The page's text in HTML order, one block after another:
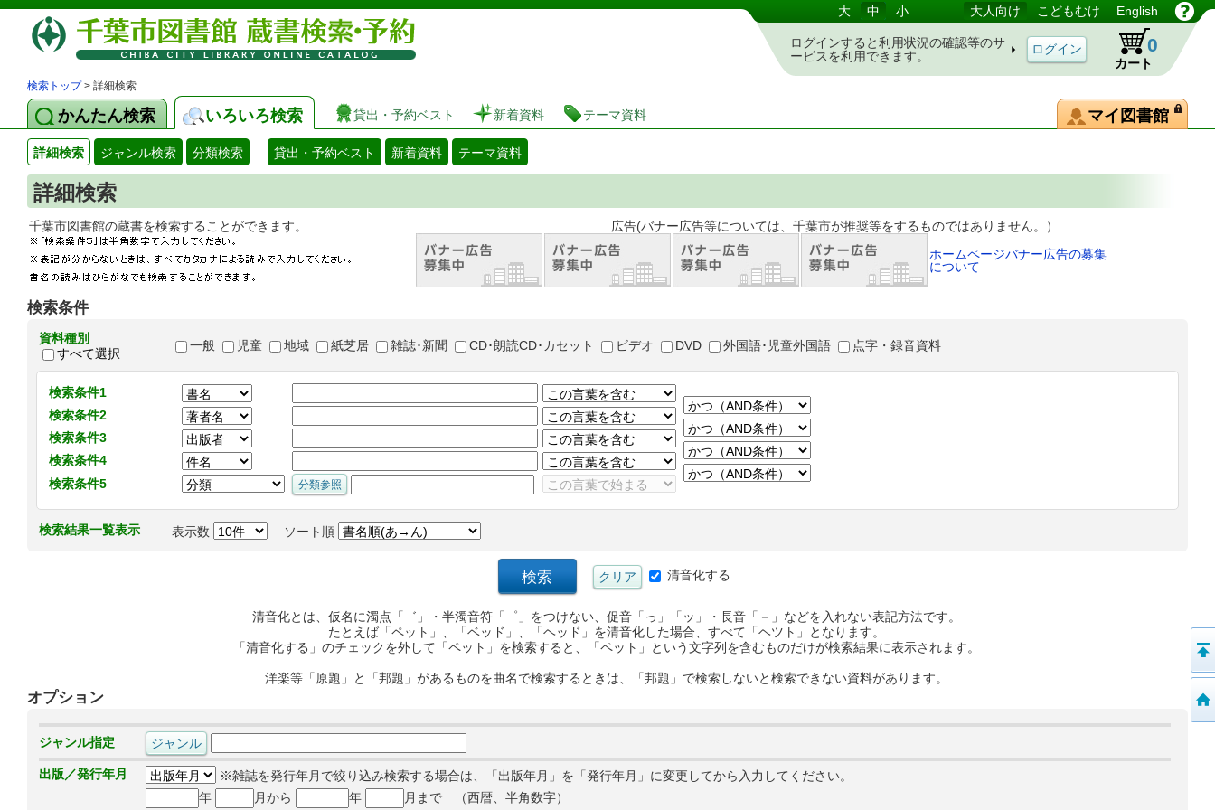
図書館 蔵書検索・予約システム 大 中 小 大人向け こどもむけ English
ログインすると利用状況の確認等のサ
ービスを利用できます。
カート
0
検索トップ> 詳細検索
かんたん検索 いろいろ検索 貸出・予約ベスト 新着資料 テーマ資料 マイ図書館
詳細検索 ジャンル検索 分類検索 貸出・予約ベスト 新着資料 テーマ資料
詳細検索
千葉市図書館の蔵書を検索することができます。 広告(バナー広告等については、千葉市が推奨等をするものではありません。）
ホームページバナー広告の募集
について
検索条件
資料種別
すべて選択
一般 児童 地域 紙芝居 雑誌･新聞 CD･朗読CD･カセット ビデオ DVD 外国語･児童外国語 点字・録音資料
検索条件1
検索条件2
検索条件3
検索条件4
検索条件5
検索結果一覧表示 表示数 ソート順
清音化する
清音化とは、仮名に濁点「゛」・半濁音符「゜」をつけない、促音「っ」「ッ」・長音「－」などを入れない表記方法です。
たとえば「ペット」、「ベッド」、「ヘッド」を清音化した場合、すべて「ヘツト」となります。
「清音化する」のチェックを外して「ペット」を検索すると、「ペット」という文字列を含むものだけが検索結果に表示されます。
洋楽等「原題」と「邦題」があるものを曲名で検索するときは、「邦題」で検索しないと検索できない資料があります。
オプション
ジャンル指定
出版／発行年月
※雑誌を発行年月で絞り込み検索する場合は、「出版年月」を「発行年月」に変更してから入力してください。
年
月から 年 月まで （西暦、半角数字）